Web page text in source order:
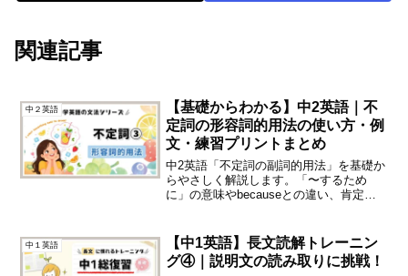
関連記事
中２英語
【基礎からわかる】中2英語｜不
定詞の形容詞的用法の使い方・例
文・練習プリントまとめ
中2英語「不定詞の副詞的用法」を基礎か
らやさしく解説します。「〜するため
に」の意味やbecauseとの違い、肯定
中１英語
【中1英語】長文読解トレーニン
グ④｜説明文の読み取りに挑戦！